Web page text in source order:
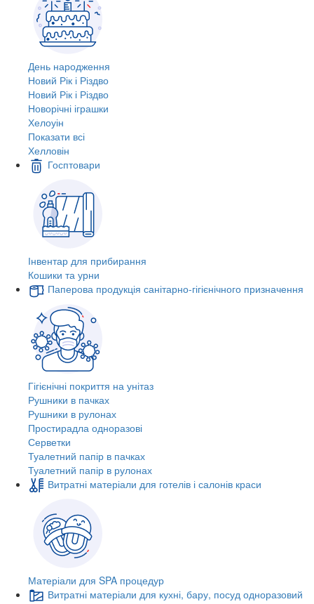
День народження
Новий Рік і Різдво
Новий Рік і Різдво
Новорічні іграшки
Хелоуін
Показати всі
Хелловін
Госптовари
Інвентар для прибирання
Кошики та урни
Паперова продукція санітарно-гігієнічного призначення
Гігієнічні покриття на унітаз
Рушники в пачках
Рушники в рулонах
Простирадла одноразові
Серветки
Туалетний папір в пачках
Туалетний папір в рулонах
Витратні матеріали для готелів і салонів краси
Матеріали для SPA процедур
Витратні матеріали для кухні, бару, посуд одноразовий